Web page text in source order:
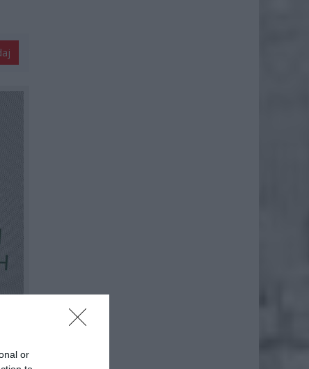
or